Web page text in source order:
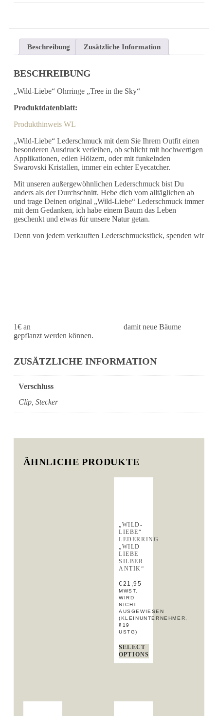
Beschreibung Zusätzliche Information
BESCHREIBUNG
„Wild-Liebe“ Ohrringe „Tree in the Sky“
Produktdatenblatt:
Produkthinweis WL
„Wild-Liebe“ Lederschmuck mit dem Sie Ihrem Outfit einen
besonderen Ausdruck verleihen, ob schlicht mit hochwertigen
Applikationen, edlen Hölzern, oder mit funkelnden
Swarovski Kristallen, immer ein echter Eyecatcher.
Mit unseren außergewöhnlichen Lederschmuck bist Du
anders als der Durchschnitt. Hebe dich vom alltäglichen ab
und trage Deinen original „Wild-Liebe“ Lederschmuck immer
mit dem Gedanken, ich habe einem Baum das Leben
geschenkt und etwas für unsere Natur getan.
Denn von jedem verkauften Lederschmuckstück, spenden wir
1€ an
damit neue Bäume
gepflanzt werden können.
ZUSÄTZLICHE INFORMATION
Verschluss
Clip, Stecker
ÄHNLICHE PRODUKTE
„WILD-
LIEBE“
LEDERRING
„WILD
LIEBE
SILBER
ANTIK“
€21,95
MWST.
WIRD
NICHT
AUSGEWIESEN
(KLEINUNTERNEHMER,
§19
USTG)
SELECT
OPTIONS